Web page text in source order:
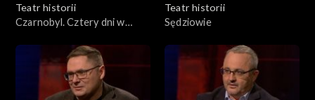
Teatr historii
Czarnobyl. Cztery dni w
Teatr historii
Sędziowie